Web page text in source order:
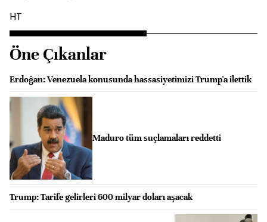
HT
Öne Çıkanlar
Erdoğan: Venezuela konusunda hassasiyetimizi Trump'a ilettik
Maduro tüm suçlamaları reddetti
Trump: Tarife gelirleri 600 milyar doları aşacak